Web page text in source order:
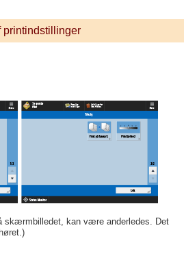
skærmbilledet, kan være anderledes. Det